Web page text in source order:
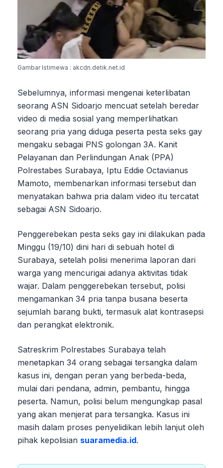
Gambar Istimewa : akcdn.detik.net.id
Sebelumnya, informasi mengenai keterlibatan
seorang ASN Sidoarjo mencuat setelah beredar
video di media sosial yang memperlihatkan
seorang pria yang diduga peserta pesta seks gay
mengaku sebagai PNS golongan 3A. Kanit
Pelayanan dan Perlindungan Anak (PPA)
Polrestabes Surabaya, Iptu Eddie Octavianus
Mamoto, membenarkan informasi tersebut dan
menyatakan bahwa pria dalam video itu tercatat
sebagai ASN Sidoarjo.
Penggerebekan pesta seks gay ini dilakukan pada
Minggu (19/10) dini hari di sebuah hotel di
Surabaya, setelah polisi menerima laporan dari
warga yang mencurigai adanya aktivitas tidak
wajar. Dalam penggerebekan tersebut, polisi
mengamankan 34 pria tanpa busana beserta
sejumlah barang bukti, termasuk alat kontrasepsi
dan perangkat elektronik.
Satreskrim Polrestabes Surabaya telah
menetapkan 34 orang sebagai tersangka dalam
kasus ini, dengan peran yang berbeda-beda,
mulai dari pendana, admin, pembantu, hingga
peserta. Namun, polisi belum mengungkap pasal
yang akan menjerat para tersangka. Kasus ini
masih dalam proses penyelidikan lebih lanjut oleh
pihak kepolisian suaramedia.id.